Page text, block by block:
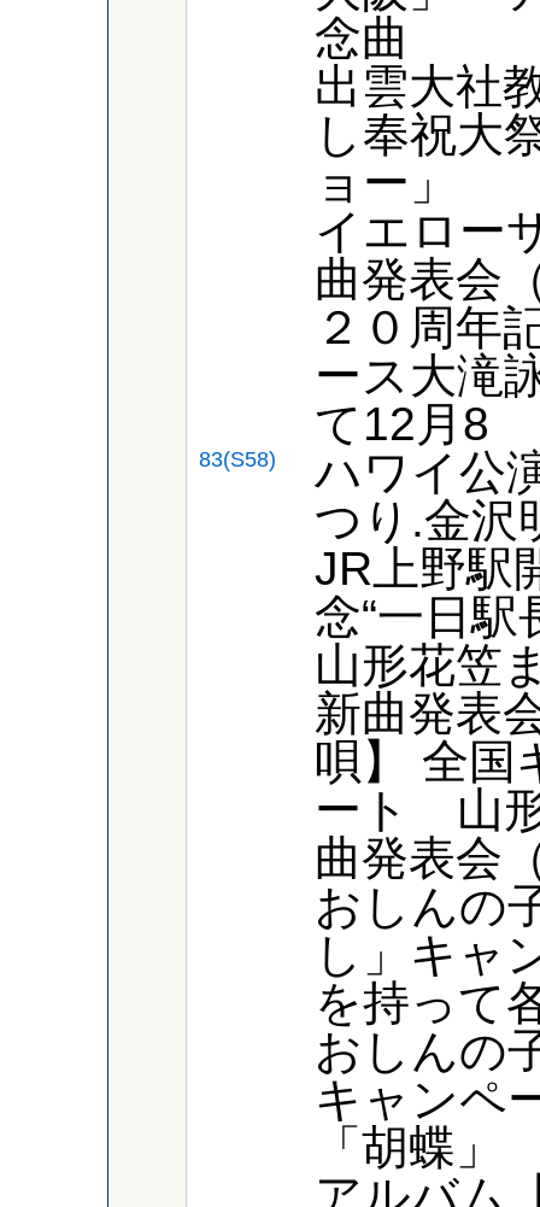
念曲
出雲大社
し奉祝大
ョー」
イエロー
曲発表会
２０周年
ース大滝
て12月8
83(S58)
ハワイ公
つり.金沢
JR上野駅
念“一日駅
山形花笠
新曲発表
唄】 全国
ート 山
曲発表会
おしんの
し」キャ
を持って
おしんの
キャンペ
「胡蝶」
アルバム